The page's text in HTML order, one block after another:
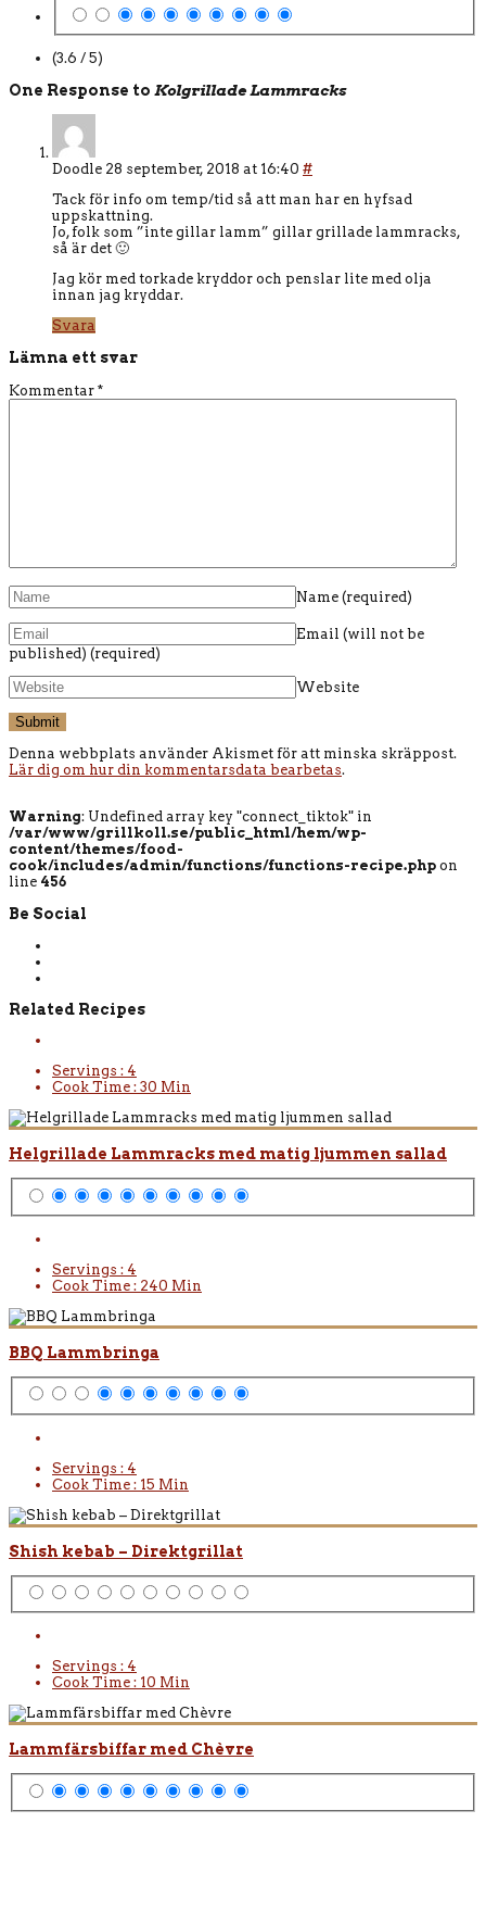
(3.6 / 5)
One Response to Kolgrillade Lammracks
Doodle 28 september, 2018 at 16:40 #
Tack för info om temp/tid så att man har en hyfsad
uppskattning.
Jo, folk som ”inte gillar lamm” gillar grillade lammracks,
så är det 🙂
Jag kör med torkade kryddor och penslar lite med olja
innan jag kryddar.
Svara
Lämna ett svar
Kommentar *
Name (required)
Email (will not be
published) (required)
Website
Denna webbplats använder Akismet för att minska skräppost.
Lär dig om hur din kommentarsdata bearbetas.
Warning: Undefined array key "connect_tiktok" in
/var/www/grillkoll.se/public_html/hem/wp-
content/themes/food-
cook/includes/admin/functions/functions-recipe.php on
line 456
Be Social
Related Recipes
Servings : 4
Cook Time : 30 Min
Helgrillade Lammracks med matig ljummen sallad
Servings : 4
Cook Time : 240 Min
BBQ Lammbringa
Servings : 4
Cook Time : 15 Min
Shish kebab – Direktgrillat
Servings : 4
Cook Time : 10 Min
Lammfärsbiffar med Chèvre